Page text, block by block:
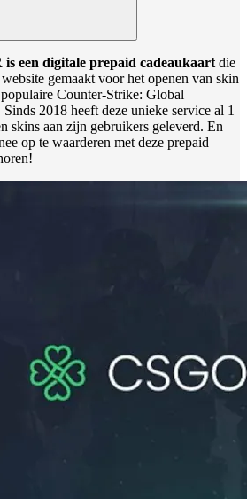
is een digitale prepaid cadeaukaart die
gemaakt voor het openen van skin
Counter-Strike: Global
2018 heeft deze unieke service al 1
skins aan zijn gebruikers geleverd. En
op te waarderen met deze prepaid